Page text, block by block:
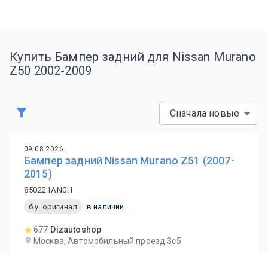
Купить Бампер задний для Nissan Murano
Z50 2002-2009
Сначала новые
09.08.2026
Бампер задний Nissan Murano Z51 (2007-
2015)
850221AN0H
б.у. оригинал
в наличии
677 Dizautoshop
Москва, Автомобильный проезд 3с5